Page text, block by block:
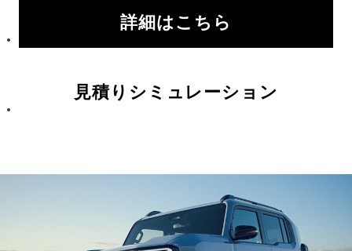
詳細はこちら
見積りシミュレーション